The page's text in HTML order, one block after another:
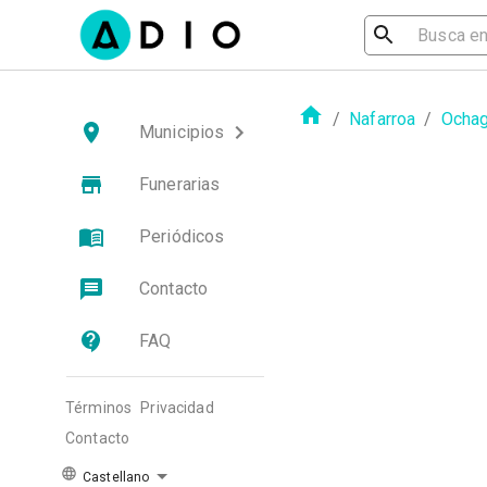
Municipios
Funerarias
Periódicos
Contacto
FAQ
Términos
Privacidad
Contacto
Castellano
/ Nafarroa /